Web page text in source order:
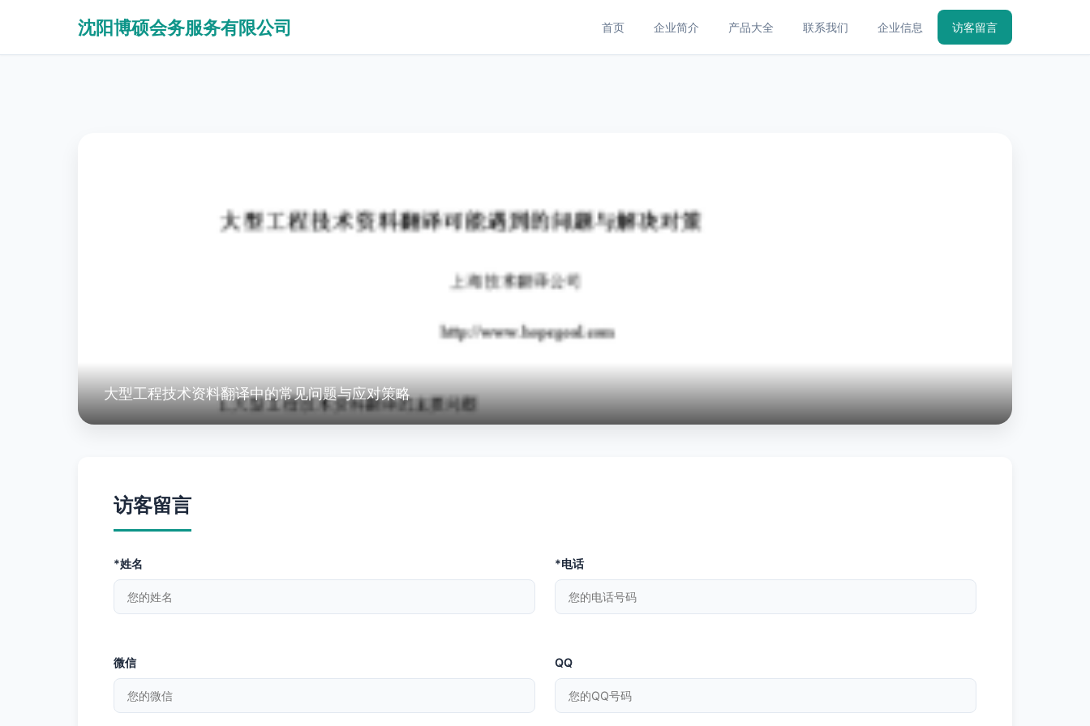
沈阳博硕会务服务有限公司 首页 企业简介 产品大全 联系我们 企业信息 访客留言
大型工程技术资料翻译中的常见问题与应对策略
访客留言
*姓名 *电话
微信 QQ